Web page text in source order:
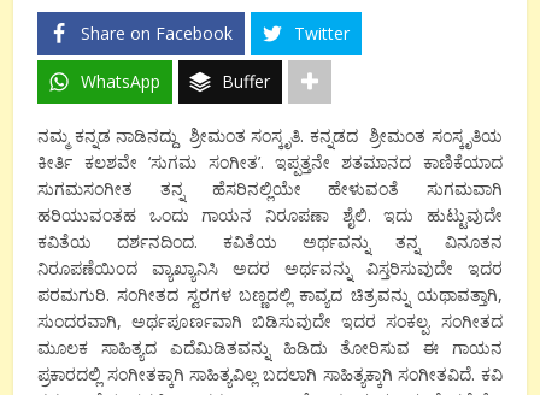
Share on Facebook Twitter
WhatsApp Buffer
ನಮ್ಮ ಕನ್ನಡ ನಾಡಿನದ್ದು ಶ್ರೀಮಂತ ಸಂಸ್ಕೃತಿ. ಕನ್ನಡದ ಶ್ರೀಮಂತ ಸಂಸ್ಕೃತಿಯ
ಕೀರ್ತಿ ಕಲಶವೇ ‘ಸುಗಮ ಸಂಗೀತ’. ಇಪ್ಪತ್ತನೇ ಶತಮಾನದ ಕಾಣಿಕೆಯಾದ
ಸುಗಮಸಂಗೀತ ತನ್ನ ಹೆಸರಿನಲ್ಲಿಯೇ ಹೇಳುವಂತೆ ಸುಗಮವಾಗಿ
ಹರಿಯುವಂತಹ ಒಂದು ಗಾಯನ ನಿರೂಪಣಾ ಶೈಲಿ. ಇದು ಹುಟ್ಟುವುದೇ
ಕವಿತೆಯ ದರ್ಶನದಿಂದ. ಕವಿತೆಯ ಅರ್ಥವನ್ನು ತನ್ನ ವಿನೂತನ
ನಿರೂಪಣೆಯಿಂದ ವ್ಯಾಖ್ಯಾನಿಸಿ ಅದರ ಅರ್ಥವನ್ನು ವಿಸ್ತರಿಸುವುದೇ ಇದರ
ಪರಮಗುರಿ. ಸಂಗೀತದ ಸ್ವರಗಳ ಬಣ್ಣದಲ್ಲಿ ಕಾವ್ಯದ ಚಿತ್ರವನ್ನು ಯಥಾವತ್ತಾಗಿ,
ಸುಂದರವಾಗಿ, ಅರ್ಥಪೂರ್ಣವಾಗಿ ಬಿಡಿಸುವುದೇ ಇದರ ಸಂಕಲ್ಪ. ಸಂಗೀತದ
ಮೂಲಕ ಸಾಹಿತ್ಯದ ಎದೆಮಿಡಿತವನ್ನು ಹಿಡಿದು ತೋರಿಸುವ ಈ ಗಾಯನ
ಪ್ರಕಾರದಲ್ಲಿ ಸಂಗೀತಕ್ಕಾಗಿ ಸಾಹಿತ್ಯವಿಲ್ಲ ಬದಲಾಗಿ ಸಾಹಿತ್ಯಕ್ಕಾಗಿ ಸಂಗೀತವಿದೆ. ಕವಿ